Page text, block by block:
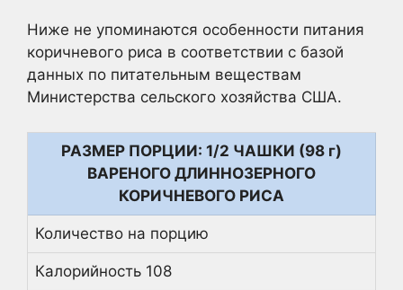
Ниже не упоминаются особенности питания
коричневого риса в соответствии с базой
данных по питательным веществам
Министерства сельского хозяйства США.
РАЗМЕР ПОРЦИИ: 1/2 ЧАШКИ (98 г)
ВАРЕНОГО ДЛИННОЗЕРНОГО
КОРИЧНЕВОГО РИСА
Количество на порцию
Калорийность 108